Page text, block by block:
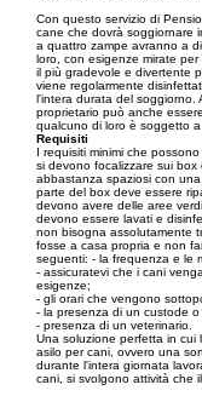
Con questo servizio di
cane che dovrà soggiornare
a quattro zampe avranno a
loro, con esigenze mirate
il più gradevole e divertente
viene regolarmente
l'intera durata del soggiorno.
proprietario può anche
qualcuno di loro è soggetto
Requisiti
I requisiti minimi che
si devono focalizzare sui
abbastanza spaziosi con
parte del box deve essere
devono avere delle aree
devono essere lavati e
non bisogna assolutamente
fosse a casa propria e non
seguenti: - la frequenza e le
- assicuratevi che i cani
esigenze;
- gli orari che vengono
- la presenza di un custode
- presenza di un veterinario.
Una soluzione perfetta in cui
asilo per cani, ovvero una
durante l'intera giornata
cani, si svolgono attività che